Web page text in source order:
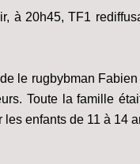
à 20h45, TF1
le rugbybman
Toute la famille
enfants de 11 à 14